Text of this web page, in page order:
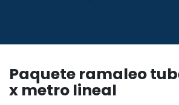
Paquete ramaleo
x metro lineal